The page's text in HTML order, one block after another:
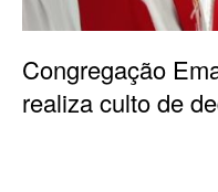
Congregação
realiza culto de